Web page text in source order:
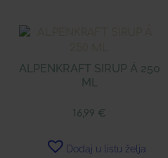
ALPENKRAFT SIRUP Á 250
ML
16,99 €
Dodaj u listu želja